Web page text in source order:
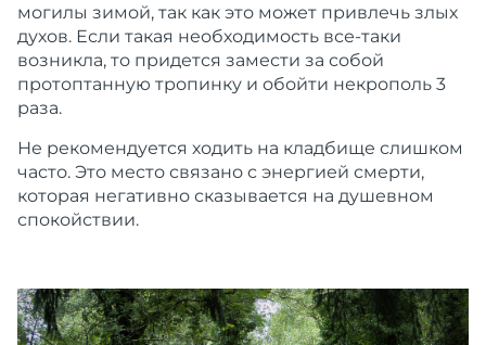
могилы зимой, так как это может привлечь злых
духов. Если такая необходимость все-таки
возникла, то придется замести за собой
протоптанную тропинку и обойти некрополь 3
раза.
Не рекомендуется ходить на кладбище слишком
часто. Это место связано с энергией смерти,
которая негативно сказывается на душевном
спокойствии.